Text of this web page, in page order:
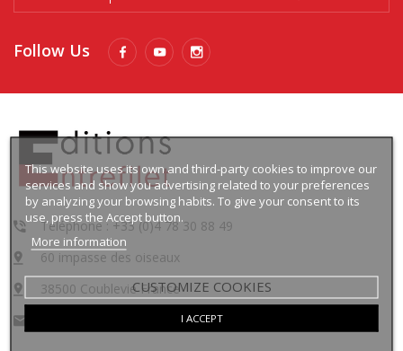
This website uses its own and third-party cookies to improve our
services and show you advertising related to your preferences
by analyzing your browsing habits. To give your consent to its
use, press the Accept button.
More information
CUSTOMIZE COOKIES
I ACCEPT
Follow Us
Téléphone : +33 (0)4 78 30 88 49
60 impasse des oiseaux
38500 Coublevie France
contact@lingua-media.com